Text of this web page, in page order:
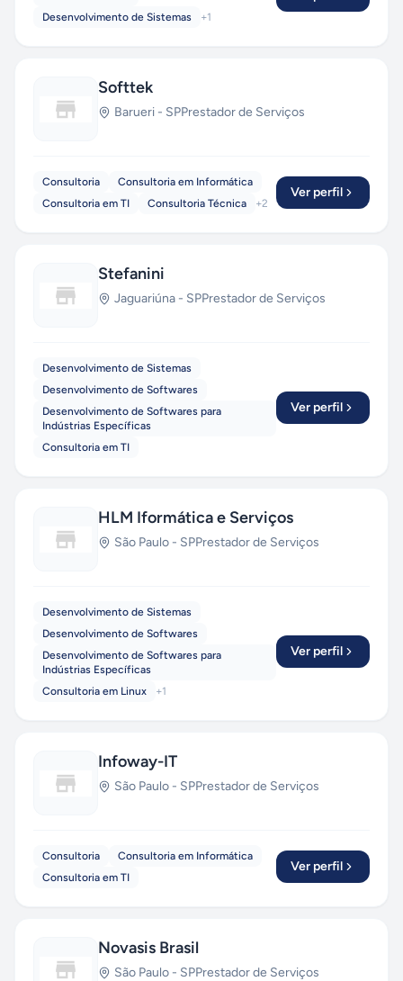
Desenvolvimento de Sistemas
+1
Softtek
Barueri - SPPrestador de Serviços
Consultoria
Consultoria em Informática
Consultoria em TI
Consultoria Técnica +2
Ver perfil
Stefanini
Jaguariúna - SPPrestador de Serviços
Desenvolvimento de Sistemas
Desenvolvimento de Softwares
Desenvolvimento de Softwares para
Indústrias Específicas
Consultoria em TI
Ver perfil
HLM Iformática e Serviços
São Paulo - SPPrestador de Serviços
Desenvolvimento de Sistemas
Desenvolvimento de Softwares
Desenvolvimento de Softwares para
Indústrias Específicas
Consultoria em Linux
+1
Ver perfil
Infoway-IT
São Paulo - SPPrestador de Serviços
Consultoria
Consultoria em Informática
Consultoria em TI
Ver perfil
Novasis Brasil
São Paulo - SPPrestador de Serviços